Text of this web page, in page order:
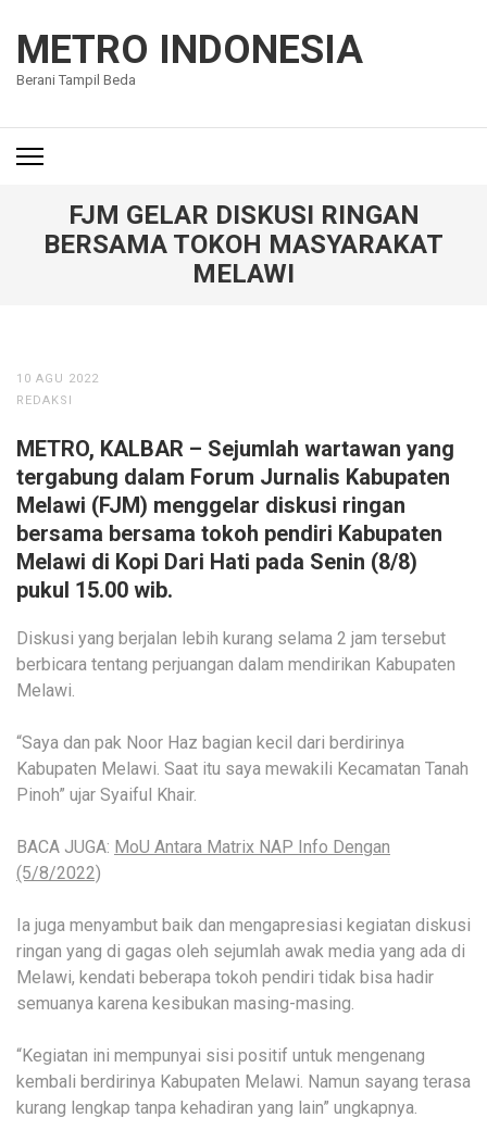
konten
(Tekan
METRO INDONESIA
Berani Tampil Beda
FJM GELAR DISKUSI RINGAN
BERSAMA TOKOH MASYARAKAT
MELAWI
10 AGU 2022
REDAKSI
METRO, KALBAR – Sejumlah wartawan yang
tergabung dalam Forum Jurnalis Kabupaten
Melawi (FJM) menggelar diskusi ringan
bersama bersama tokoh pendiri Kabupaten
Melawi di Kopi Dari Hati pada Senin (8/8)
pukul 15.00 wib.
Diskusi yang berjalan lebih kurang selama 2 jam tersebut
berbicara tentang perjuangan dalam mendirikan Kabupaten
Melawi.
“Saya dan pak Noor Haz bagian kecil dari berdirinya
Kabupaten Melawi. Saat itu saya mewakili Kecamatan Tanah
Pinoh” ujar Syaiful Khair.
BACA JUGA: MoU Antara Matrix NAP Info Dengan
(5/8/2022)
Ia juga menyambut baik dan mengapresiasi kegiatan diskusi
ringan yang di gagas oleh sejumlah awak media yang ada di
Melawi, kendati beberapa tokoh pendiri tidak bisa hadir
semuanya karena kesibukan masing-masing.
“Kegiatan ini mempunyai sisi positif untuk mengenang
kembali berdirinya Kabupaten Melawi. Namun sayang terasa
kurang lengkap tanpa kehadiran yang lain” ungkapnya.